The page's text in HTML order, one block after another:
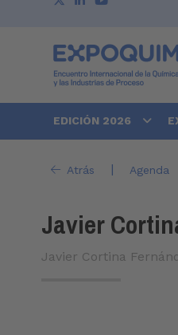
EDICIÓN 2026
Atrás | Agenda
Javier
Javier Cortina